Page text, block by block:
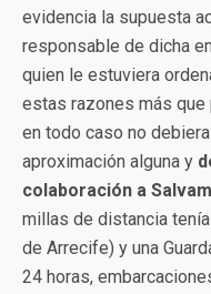
evidencia la supuesta
responsable de dicha
quien le estuviera
estas razones más
en todo caso no
aproximación alguna y
colaboración a
millas de distancia
de Arrecife) y una
24 horas,